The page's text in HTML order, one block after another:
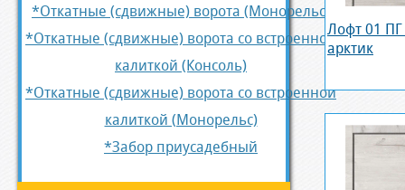
*Откатные (сдвижные) ворота (Монорельс)
*Откатные (сдвижные) ворота со встроенной
калиткой (Консоль)
*Откатные (сдвижные) ворота со встроенной
калиткой (Монорельс)
*Забор приусадебный
Лофт 01 ПГ
арктик